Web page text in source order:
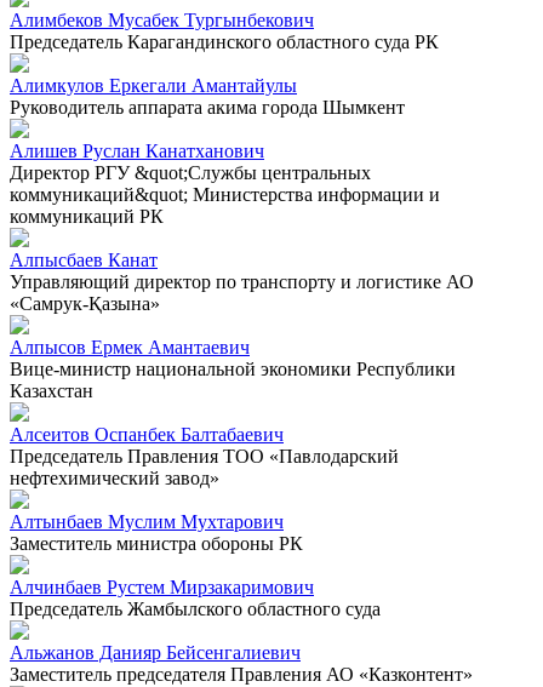
Алимбеков Мусабек Тургынбекович
Председатель Карагандинского областного суда РК
Алимкулов Еркегали Амантайулы
Руководитель аппарата акима города Шымкент
Алишев Руслан Канатханович
Директор РГУ &quot;Службы центральных
коммуникаций&quot; Министерства информации и
коммуникаций РК
Алпысбаев Канат
Управляющий директор по транспорту и логистике АО
«Самрук-Қазына»
Алпысов Ермек Амантаевич
Вице-министр национальной экономики Республики
Казахстан
Алсеитов Оспанбек Балтабаевич
Председатель Правления ТОО «Павлодарский
нефтехимический завод»
Алтынбаев Муслим Мухтарович
Заместитель министра обороны РК
Алчинбаев Рустем Мирзакаримович
Председатель Жамбылского областного суда
Альжанов Данияр Бейсенгалиевич
Заместитель председателя Правления АО «Казконтент»